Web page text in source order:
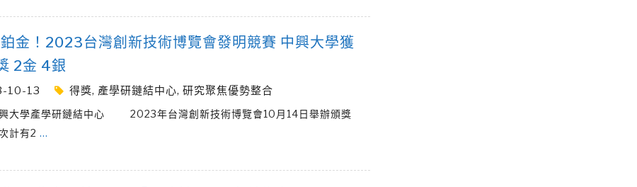
金！2023台灣創新技術博覽會發明競賽 中興大學獲
2金 4銀
10-13 得獎, 產學研鏈結中心, 研究聚焦優勢整合
大學產學研鏈結中心 2023年台灣創新技術博覽會10月14日舉辦頒獎
計有2 …